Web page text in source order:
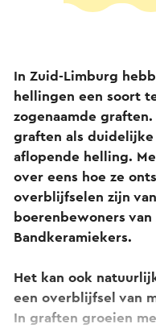
In Zuid-Limburg
hellingen een soort
zogenaamde
graften als duidelijke
aflopende helling.
over eens hoe ze
overblijfselen zijn
boerenbewoners
Bandkeramiekers.
Het kan ook
een overblijfsel van
In graften groeien